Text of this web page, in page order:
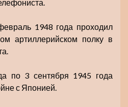
1948 года проходил
артиллерийском полку в
по 3 сентября 1945 года
с Японией.